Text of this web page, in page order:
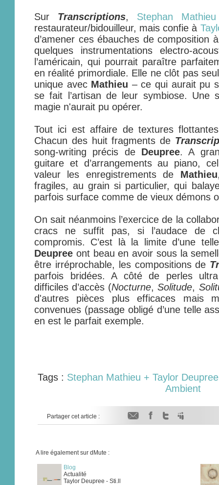
Sur Transcriptions, Stephan Mathieu
restaurateur/bidouilleur, mais confie à
d’amener ces ébauches de composition
quelques instrumentations electro-
l’américain, qui pourrait paraître
en réalité primordiale. Elle ne clôt pas
unique avec Mathieu – ce qui aurait pu
se fait l’artisan de leur symbiose. Une
magie n'aurait pu opérer.
Tout ici est affaire de textures
Chacun des huit fragments de
song-writing précis de Deupree. A
guitare et d’arrangements au piano,
valeur les enregistrements de Mathieu
fragiles, au grain si particulier, qui
parfois surface comme de vieux démons
On sait néanmoins l’exercice de la
cracs ne suffit pas, si l’audace de
compromis. C’est là la limite d’une
Deupree ont beau en avoir sous la
être irréprochable, les compositions de
parfois bridées. A côté de perles
difficiles d’accès (Nocturne,Solitude,
d'autres pièces plus efficaces mais
convenues (passage obligé d’une telle
en est le parfait exemple.
Tags : Stephan Mathieu + Taylor Deupree
Ambient
Partager cet article :
A lire également sur dMute :
Blog
Actualité
Taylor Deupree - Sti.ll